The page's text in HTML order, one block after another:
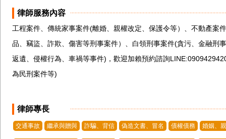
律師服務內容
工程案件、傳統家事案件(離婚、親權改定、保護令等）、不動產案
品、竊盜、詐欺、傷害等刑事案件）、白領刑事案件(貪污、金融刑
返遺、侵權行為、車禍等事件)，歡迎加賴預約諮詢
為民刑案件等)
律師專長
交通事故 繼承與贈與 詐騙、背信 偽造文書、冒名 債權債務 婚姻、